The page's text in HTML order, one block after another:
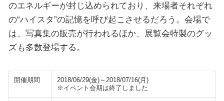
のエネルギーが封じ込められており、来場者それぞれ
の“ハイスタ”の記憶を呼び起こさせるだろう。会場で
は、写真集の販売が行われるほか、展覧会特製のグッ
ズも多数登場する。
開催期間
2018/06/29(金)～2018/07/16(月)
※イベント会期は終了しました